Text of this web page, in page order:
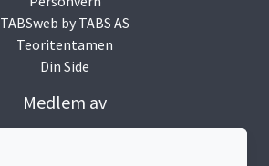
TABSweb by TABS AS
Teoritentamen
Din Side
Medlem av